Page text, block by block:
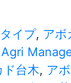
イプ, アボ
ド台木, ア